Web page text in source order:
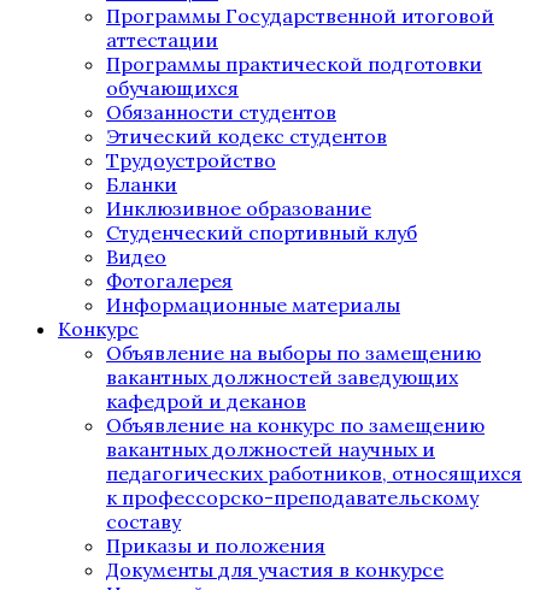
Программы Государственной итоговой
аттестации
Программы практической подготовки
обучающихся
Обязанности студентов
Этический кодекс студентов
Трудоустройство
Бланки
Инклюзивное образование
Студенческий спортивный клуб
Видео
Фотогалерея
Информационные материалы
Конкурс
Объявление на выборы по замещению
вакантных должностей заведующих
кафедрой и деканов
Объявление на конкурс по замещению
вакантных должностей научных и
педагогических работников, относящихся
к профессорско-преподавательскому
составу
Приказы и положения
Документы для участия в конкурсе